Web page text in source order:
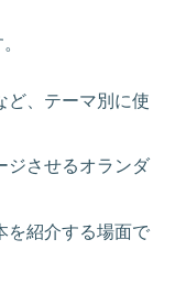
ど、テーマ別に使
ジさせるオランダ
を紹介する場面で